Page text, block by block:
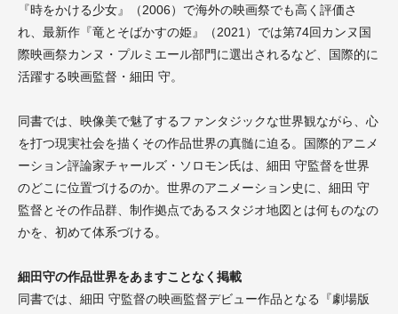
『時をかける少女』（2006）で海外の映画祭でも高く評価さ
れ、最新作『竜とそばかすの姫』（2021）では第74回カンヌ国
際映画祭カンヌ・プルミエール部門に選出されるなど、国際的に
活躍する映画監督・細田 守。
同書では、映像美で魅了するファンタジックな世界観ながら、心
を打つ現実社会を描くその作品世界の真髄に迫る。国際的アニメ
ーション評論家チャールズ・ソロモン氏は、細田 守監督を世界
のどこに位置づけるのか。世界のアニメーション史に、細田 守
監督とその作品群、制作拠点であるスタジオ地図とは何ものなの
かを、初めて体系づける。
細田守の作品世界をあますことなく掲載
同書では、細田 守監督の映画監督デビュー作品となる『劇場版